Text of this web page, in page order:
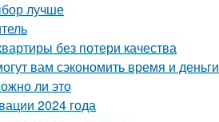
лучше
без потери качества
вам сэкономить время и деньги
ли это
2024 года